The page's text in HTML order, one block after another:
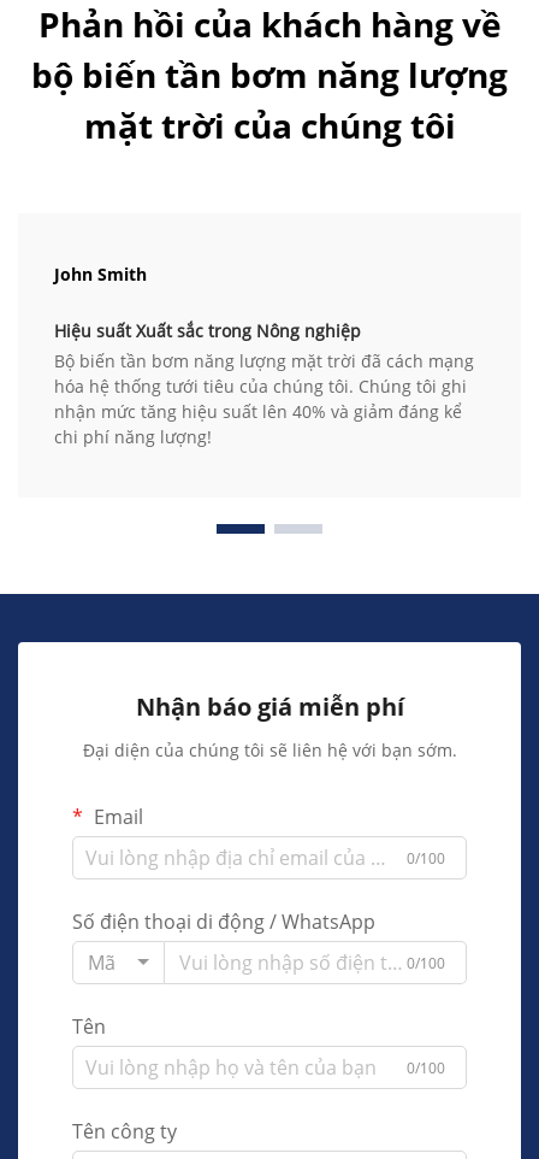
Phản hồi của khách hàng về
bộ biến tần bơm năng lượng
mặt trời của chúng tôi
John Smith
Hiệu suất Xuất sắc trong Nông nghiệp
Bộ biến tần bơm năng lượng mặt trời đã cách mạng
hóa hệ thống tưới tiêu của chúng tôi. Chúng tôi ghi
nhận mức tăng hiệu suất lên 40% và giảm đáng kể
chi phí năng lượng!
Nhận báo giá miễn phí
Đại diện của chúng tôi sẽ liên hệ với bạn sớm.
Email
0/100
Số điện thoại di động / WhatsApp
Mã
0/100
Tên
0/100
Tên công ty